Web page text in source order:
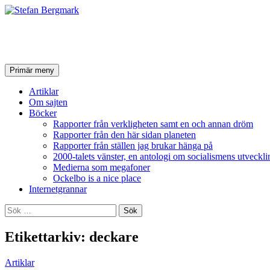
SökPrimär meny Hoppa
till
innehåll
Artiklar
Om sajten
Böcker
Rapporter från verkligheten samt en och annan dröm
Rapporter från den här sidan planeten
Rapporter från ställen jag brukar hänga på
2000-talets vänster, en antologi om socialismens
Medierna som megafoner
Ockelbo is a nice place
Internetgrannar
Sök
efter:
Etikettarkiv: deckare
Artiklar